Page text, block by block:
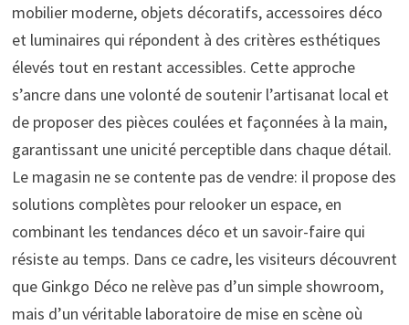
mobilier moderne, objets décoratifs, accessoires déco
et luminaires qui répondent à des critères esthétiques
élevés tout en restant accessibles. Cette approche
s’ancre dans une volonté de soutenir l’artisanat local et
de proposer des pièces coulées et façonnées à la main,
garantissant une unicité perceptible dans chaque détail.
Le magasin ne se contente pas de vendre: il propose des
solutions complètes pour relooker un espace, en
combinant les tendances déco et un savoir-faire qui
résiste au temps. Dans ce cadre, les visiteurs découvrent
que Ginkgo Déco ne relève pas d’un simple showroom,
mais d’un véritable laboratoire de mise en scène où